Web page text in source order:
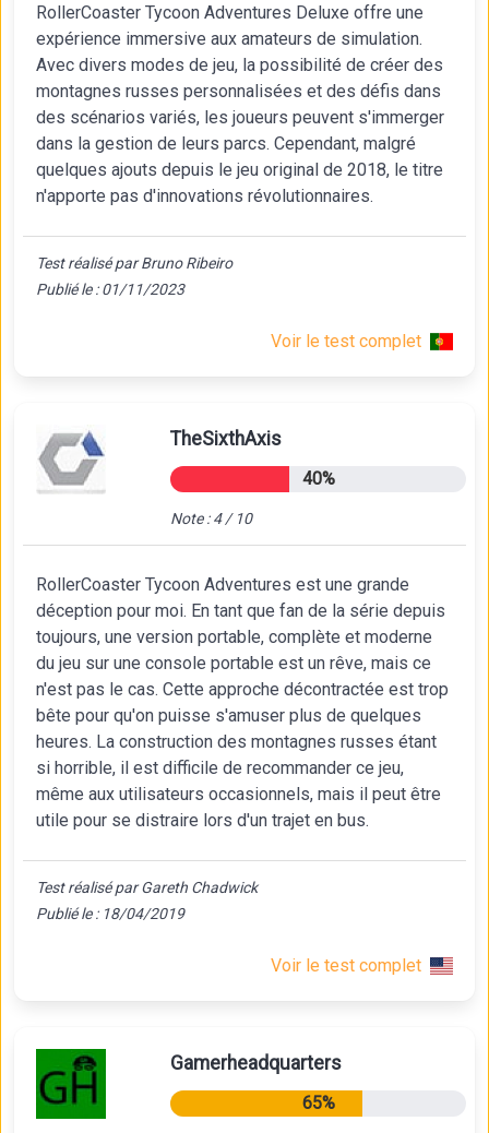
RollerCoaster Tycoon Adventures Deluxe offre une
expérience immersive aux amateurs de simulation.
Avec divers modes de jeu, la possibilité de créer des
montagnes russes personnalisées et des défis dans
des scénarios variés, les joueurs peuvent s'immerger
dans la gestion de leurs parcs. Cependant, malgré
quelques ajouts depuis le jeu original de 2018, le titre
n'apporte pas d'innovations révolutionnaires.
Test réalisé par Bruno Ribeiro
Publié le : 01/11/2023
Voir le test complet
TheSixthAxis
40%
Note : 4 / 10
RollerCoaster Tycoon Adventures est une grande
déception pour moi. En tant que fan de la série depuis
toujours, une version portable, complète et moderne
du jeu sur une console portable est un rêve, mais ce
n'est pas le cas. Cette approche décontractée est trop
bête pour qu'on puisse s'amuser plus de quelques
heures. La construction des montagnes russes étant
si horrible, il est difficile de recommander ce jeu,
même aux utilisateurs occasionnels, mais il peut être
utile pour se distraire lors d'un trajet en bus.
Test réalisé par Gareth Chadwick
Publié le : 18/04/2019
Voir le test complet
Gamerheadquarters
65%